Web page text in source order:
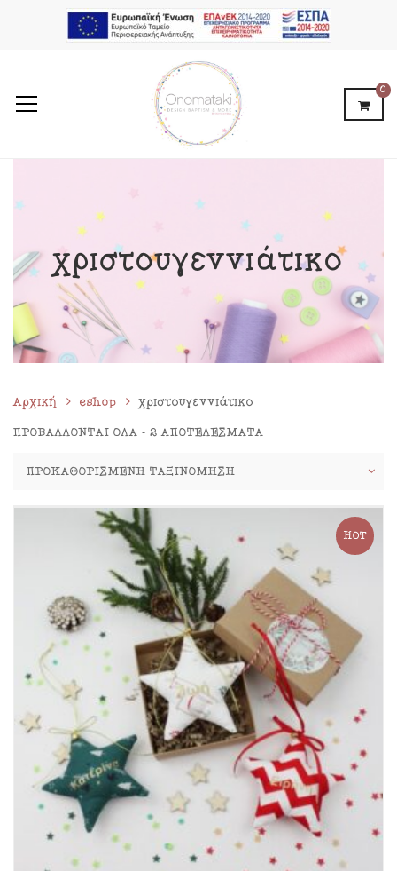
0
χριστουγεννιάτικο
Αρχική eshop χριστουγεννιάτικο
ΠΡΟΒΆΛΛΟΝΤΑΙ ΌΛΑ - 2 ΑΠΟΤΕΛΈΣΜΑΤΑ
HOT